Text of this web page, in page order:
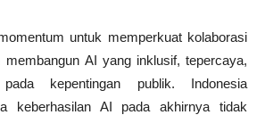
untuk memperkuat kolaborasi
membangun AI yang inklusif, tepercaya,
kepentingan publik. Indonesia
keberhasilan AI pada akhirnya tidak